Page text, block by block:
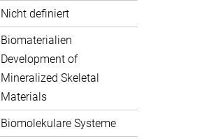
Nicht definiert
Biomaterialien
Development of
Mineralized Skeletal
Materials
Biomolekulare Systeme